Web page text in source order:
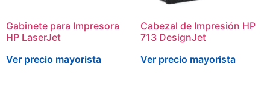
Gabinete para Impresora
HP LaserJet
Ver precio mayorista
Cabezal de Impresión HP
713 DesignJet
Ver precio mayorista